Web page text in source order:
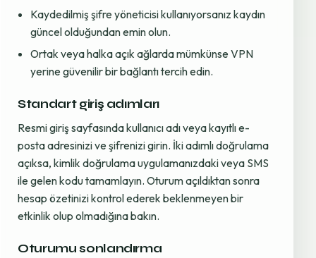
Kaydedilmiş şifre yöneticisi kullanıyorsanız kaydın
güncel olduğundan emin olun.
Ortak veya halka açık ağlarda mümkünse VPN
yerine güvenilir bir bağlantı tercih edin.
Standart giriş adımları
Resmi giriş sayfasında kullanıcı adı veya kayıtlı e-
posta adresinizi ve şifrenizi girin. İki adımlı doğrulama
açıksa, kimlik doğrulama uygulamanızdaki veya SMS
ile gelen kodu tamamlayın. Oturum açıldıktan sonra
hesap özetinizi kontrol ederek beklenmeyen bir
etkinlik olup olmadığına bakın.
Oturumu sonlandırma